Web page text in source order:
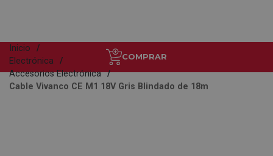
COMPRAR
Inicio
Electrónica
Accesorios Electrónica
Cable Vivanco CE M1 18V Gris Blindado de 18m